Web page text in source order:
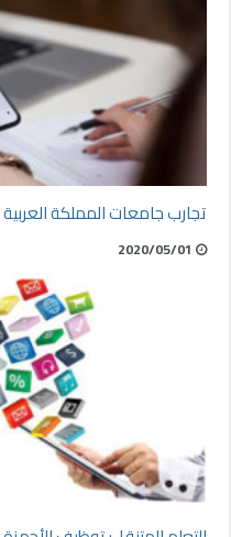
تجارب جامعات المملكة
2020/05/01